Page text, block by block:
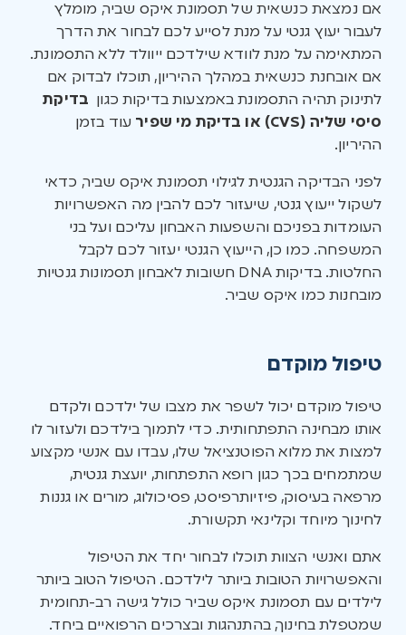
אם נמצאת כנשאית של תסמונת איקס שביר, מומלץ
לעבור יעוץ גנטי על מנת לסייע לכם לבחור את הדרך
המתאימה על מנת לוודא שילדכם ייוולד ללא התסמונת.
אם אובחנת כנשאית במהלך ההיריון, תוכלו לבדוק אם
לתינוק תהיה התסמונת באמצעות בדיקות כגון בדיקת
סיסי שליה (CVS) או בדיקת מי שפיר
עוד בזמן
ההיריון.
לפני הבדיקה הגנטית לגילוי תסמונת איקס שביר, כדאי
לשקול ייעוץ גנטי, שיעזור לכם להבין מה האפשרויות
העומדות בפניכם והשפעות האבחון עליכם ועל בני
המשפחה. כמו כן, הייעוץ הגנטי יעזור לכם לקבל
החלטות. בדיקות DNA חשובות לאבחון תסמונות גנטיות
מובחנות כמו איקס שביר.
טיפול מוקדם
טיפול מוקדם יכול לשפר את מצבו של ילדכם ולקדם
אותו מבחינה התפתחותית. כדי לתמוך בילדכם ולעזור לו
למצות את מלוא הפוטנציאל שלו, עבדו עם אנשי מקצוע
שמתמחים בכך כגון רופא התפתחות, יועצת גנטית,
מרפאה בעיסוק, פיזיותרפיסט, פסיכולוג, מורים או גננות
לחינוך מיוחד וקלינאי תקשורת.
אתם ואנשי הצוות תוכלו לבחור יחד את הטיפול
והאפשרויות הטובות ביותר לילדכם. הטיפול הטוב ביותר
לילדים עם תסמונת איקס שביר כולל גישה רב-תחומית
שמטפלת בחינוך, בהתנהגות ובצרכים הרפואיים ביחד.